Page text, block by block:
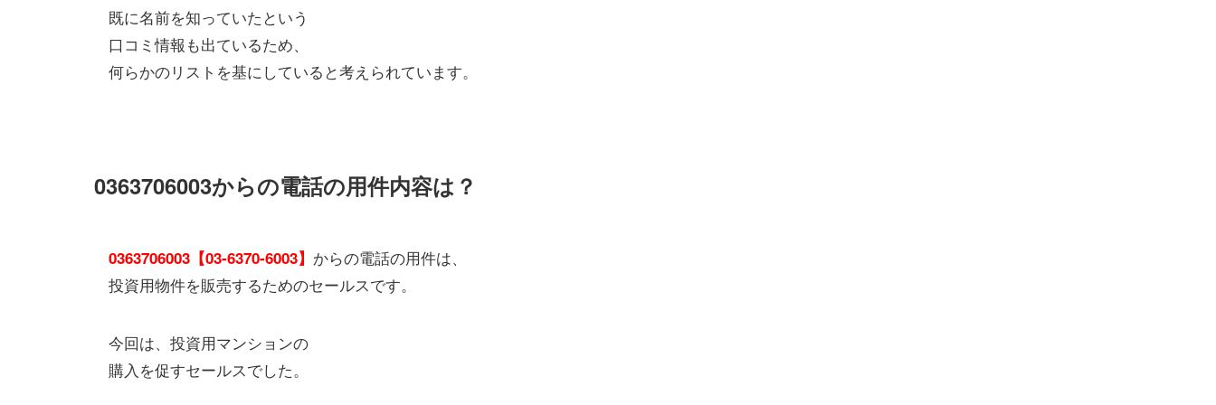
既に名前を知っていたという
口コミ情報も出ているため、
何らかのリストを基にしていると考えられています。
0363706003からの電話の用件内容は？
0363706003【03-6370-6003】 からの電話の用件は、
投資用物件を販売するためのセールスです。
今回は、投資用マンションの
購入を促すセールスでした。